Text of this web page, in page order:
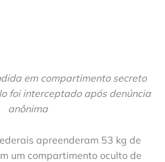
em compartimento secreto
foi interceptado após denúncia
anônima
apreenderam 53 kg de
um compartimento oculto de